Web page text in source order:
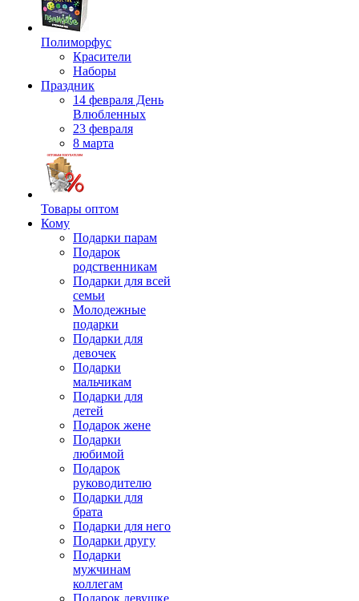
Полиморфус
Красители
Наборы
Праздник
14 февраля День
Влюбленных
23 февраля
8 марта
Товары оптом
Кому
Подарки парам
Подарок
родственникам
Подарки для всей
семьи
Молодежные
подарки
Подарки для
девочек
Подарки
мальчикам
Подарки для
детей
Подарок жене
Подарки
любимой
Подарок
руководителю
Подарки для
брата
Подарки для него
Подарки другу
Подарки
мужчинам
коллегам
Подарок девушке